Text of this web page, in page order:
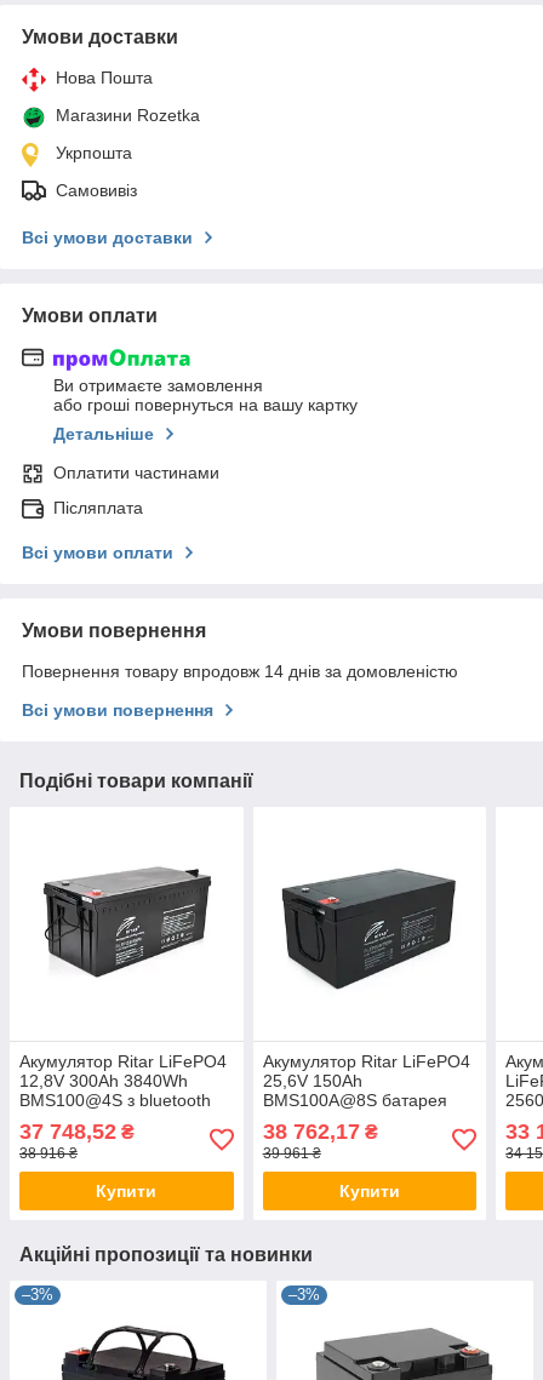
Умови доставки
Нова Пошта
Магазини Rozetka
Укрпошта
Самовивіз
Всі умови доставки
Умови оплати
Ви отримаєте замовлення
або гроші повернуться на вашу картку
Детальніше
Оплатити частинами
Післяплата
Всі умови оплати
Умови повернення
Повернення товару впродовж 14 днів за домовленістю
Всі умови повернення
Подібні товари компанії
Акумулятор Ritar LiFePO4
12,8V 300Ah 3840Wh
BMS100@4S з bluetooth
фосфатна, акумуляторна
Ритар
37 748,52 ₴
38 916 ₴
Купити
Акумулятор Ritar LiFePO4
25,6V 150Ah
BMS100A@8S батарея
акумуляторна Ритар
38 762,17₴
39 961 ₴
Купити
33
34
Акційні пропозиції та новинки
–3% –3%